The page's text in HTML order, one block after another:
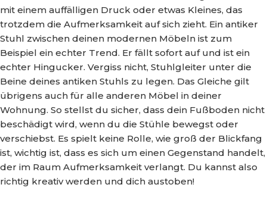
mit einem auffälligen Druck oder etwas Kleines, das
trotzdem die Aufmerksamkeit auf sich zieht. Ein antiker
Stuhl zwischen deinen modernen Möbeln ist zum
Beispiel ein echter Trend. Er fällt sofort auf und ist ein
echter Hingucker. Vergiss nicht, Stuhlgleiter unter die
Beine deines antiken Stuhls zu legen. Das Gleiche gilt
übrigens auch für alle anderen Möbel in deiner
Wohnung. So stellst du sicher, dass dein Fußboden nicht
beschädigt wird, wenn du die Stühle bewegst oder
verschiebst. Es spielt keine Rolle, wie groß der Blickfang
ist, wichtig ist, dass es sich um einen Gegenstand handelt,
der im Raum Aufmerksamkeit verlangt. Du kannst also
richtig kreativ werden und dich austoben!